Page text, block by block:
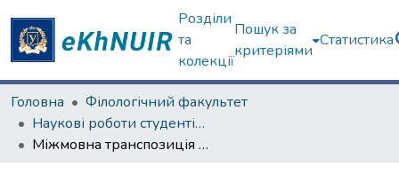
Розділи
та
колекції
Пошук за
критеріями
Статистика
Головна
Філологічний факультет
Наукові роботи студентів та аспірантів. Філологічний факультет
Міжмовна транспозиція реалій